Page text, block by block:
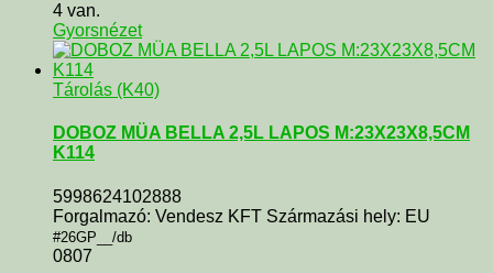
4 van.
Gyorsnézet
Tárolás (K40)
DOBOZ MÜA BELLA 2,5L LAPOS M:23X23X8,5CM
K114
5998624102888
Forgalmazó: Vendesz KFT Származási hely: EU
#26GP__/db
0807